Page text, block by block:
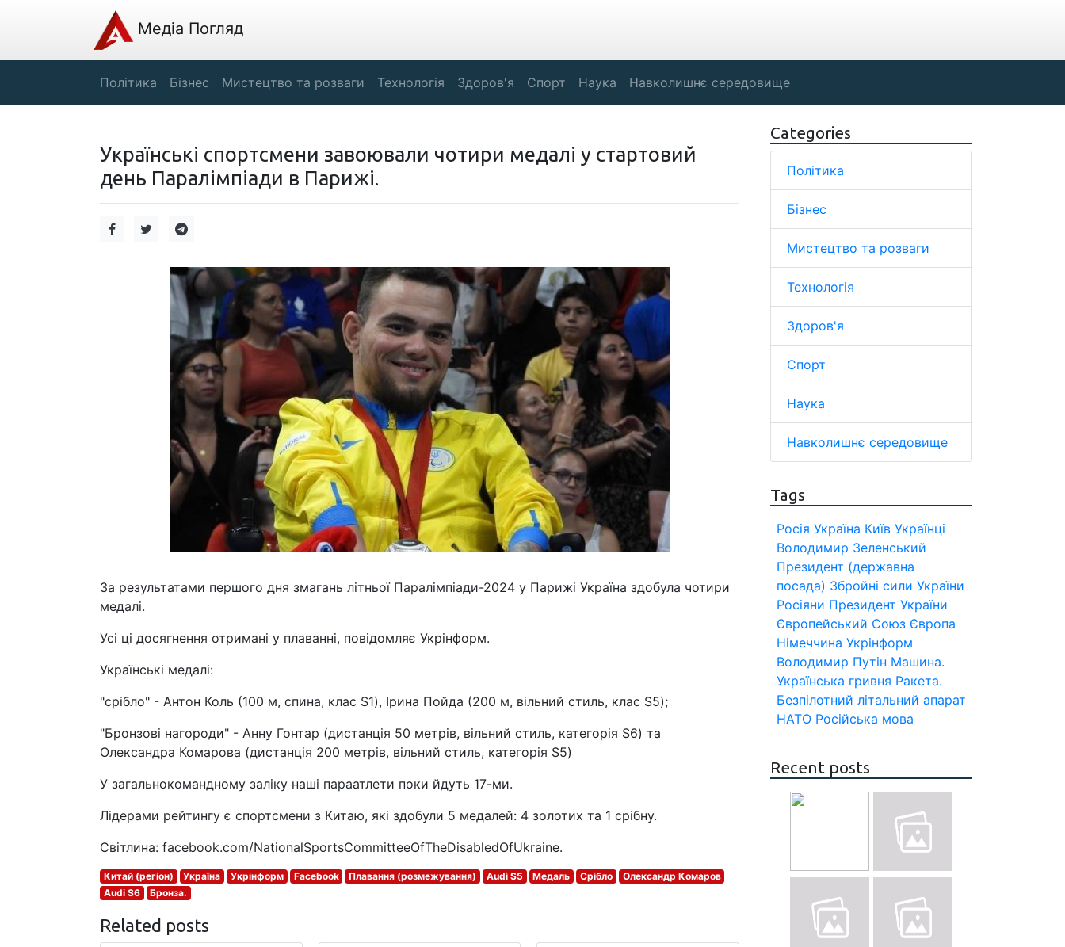
Медіа Погляд
Політика Бізнес Мистецтво та розваги Технологія Здоров'я Спорт Наука Навколишнє середовище
Українські спортсмени завоювали чотири медалі у стартовий
день Паралімпіади в Парижі.
За результатами першого дня змагань літньої Паралімпіади-2024 у Парижі Україна здобула чотири
медалі.
Усі ці досягнення отримані у плаванні, повідомляє Укрінформ.
Українські медалі:
"срібло" - Антон Коль (100 м, спина, клас S1), Ірина Пойда (200 м, вільний стиль, клас S5);
"Бронзові нагороди" - Анну Гонтар (дистанція 50 метрів, вільний стиль, категорія S6) та
Олександра Комарова (дистанція 200 метрів, вільний стиль, категорія S5)
У загальнокомандному заліку наші параатлети поки йдуть 17-ми.
Лідерами рейтингу є спортсмени з Китаю, які здобули 5 медалей: 4 золотих та 1 срібну.
Світлина: facebook.com/NationalSportsCommitteeOfTheDisabledOfUkraine.
Китай (регіон) Україна Укрінформ Facebook Плавання (розмежування) Audi S5 Медаль Срібло
Олександр Комаров
Audi S6
Бронза.
Related posts
Categories
Політика
Бізнес
Мистецтво та розваги
Технологія
Здоров'я
Спорт
Наука
Навколишнє середовище
Tags
Росія Україна Київ Українці
Володимир Зеленський
Президент (державна
посада) Збройні сили України
Росіяни Президент України
Європейський Союз Європа
Німеччина Укрінформ
Володимир Путін Машина.
Українська гривня Ракета.
Безпілотний літальний апарат
НАТО Російська мова
Recent posts